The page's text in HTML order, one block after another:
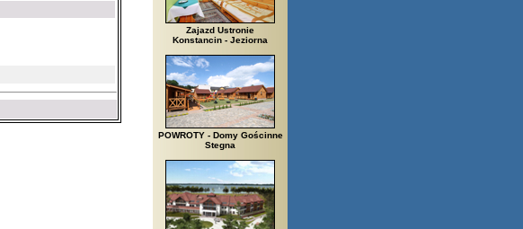
Zajazd Ustronie
Konstancin - Jeziorna
POWROTY - Domy Gościnne
Stegna